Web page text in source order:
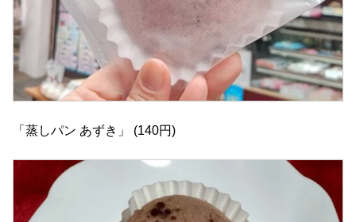
「蒸しパン あずき」 (140円)